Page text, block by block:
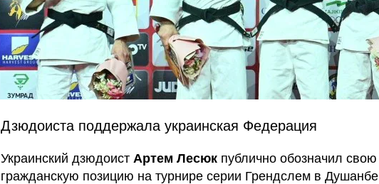
Дзюдоиста поддержала украинская Федерация
Украинский дзюдоист Артем Лесюк публично обозначил свою
гражданскую позицию на турнире серии Грендслем в Душанбе